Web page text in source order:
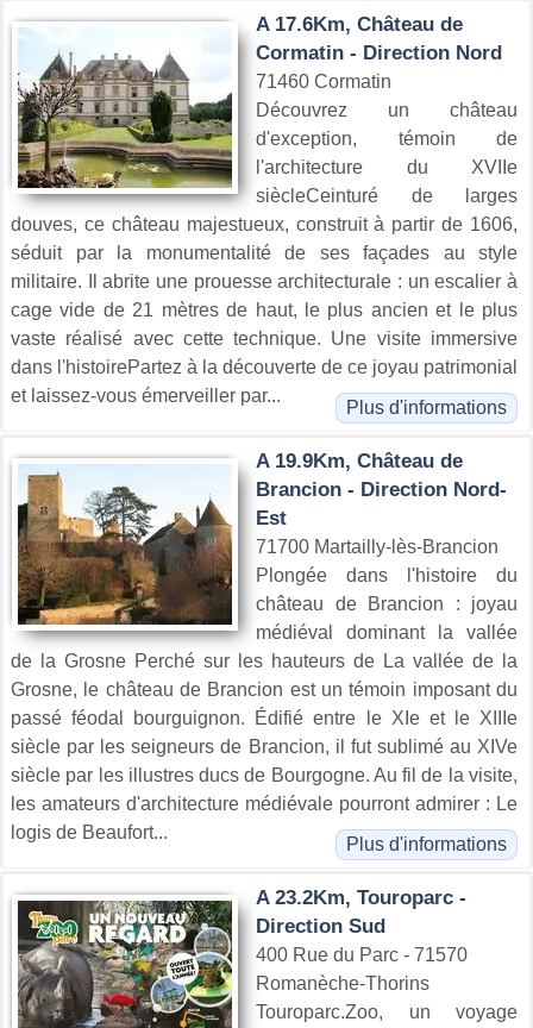
A 17.6Km, Château de
Cormatin - Direction Nord
71460 Cormatin
Découvrez un château
d'exception, témoin de
l'architecture du XVIIe
siècleCeinturé de larges
douves, ce château majestueux, construit à partir de 1606,
séduit par la monumentalité de ses façades au style
militaire. Il abrite une prouesse architecturale : un escalier à
cage vide de 21 mètres de haut, le plus ancien et le plus
vaste réalisé avec cette technique. Une visite immersive
dans l'histoirePartez à la découverte de ce joyau patrimonial
et laissez-vous émerveiller par...
Plus d'informations
A 19.9Km, Château de
Brancion - Direction Nord-
Est
71700 Martailly-lès-Brancion
Plongée dans l'histoire du
château de Brancion : joyau
médiéval dominant la vallée
de la Grosne Perché sur les hauteurs de La vallée de la
Grosne, le château de Brancion est un témoin imposant du
passé féodal bourguignon. Édifié entre le XIe et le XIIIe
siècle par les seigneurs de Brancion, il fut sublimé au XIVe
siècle par les illustres ducs de Bourgogne. Au fil de la visite,
les amateurs d'architecture médiévale pourront admirer : Le
logis de Beaufort...
Plus d'informations
A 23.2Km, Touroparc -
Direction Sud
400 Rue du Parc - 71570
Romanèche-Thorins
Touroparc.Zoo, un voyage